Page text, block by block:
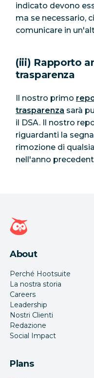
indicato devono
ma se necessario,
comunicare in
(iii) Rapporto
trasparenza
Il nostro primo
trasparenza sarà
il DSA. Il nostro
riguardanti la
rimozione di
nell'anno
Home page di
About
Perché Hootsuite
La nostra storia
Careers
Leadership
Nostri Clienti
Redazione
Social Impact
Plans